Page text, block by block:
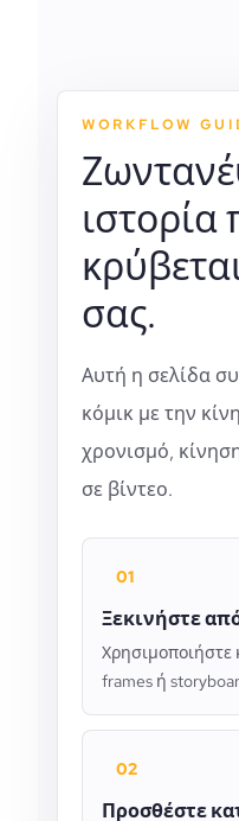
WORKFLOW
σας.
Αυτή η σελίδα
κόμικ με την
χρονισμό,
σε βίντεο.
01
Ξεκινήστε
Χρησιμοποιήστε
frames ή
02
Προσθέστε